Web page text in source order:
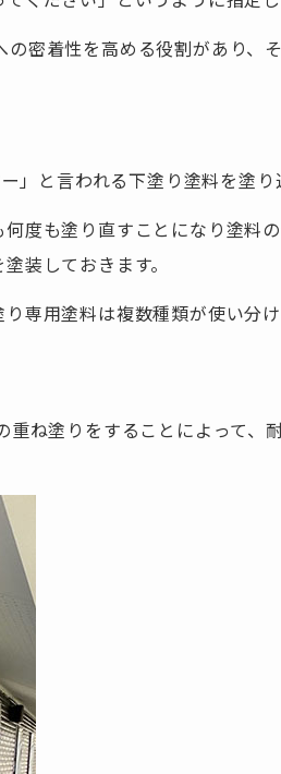
密着性を高める役割があり、
と言われる下塗り塗料を塗り
度も塗り直すことになり塗料
装しておきます。
専用塗料は複数種類が使い分け
ね塗りをすることによって、